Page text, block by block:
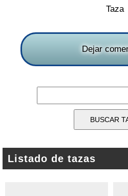
Taza
Dejar
Listado de tazas